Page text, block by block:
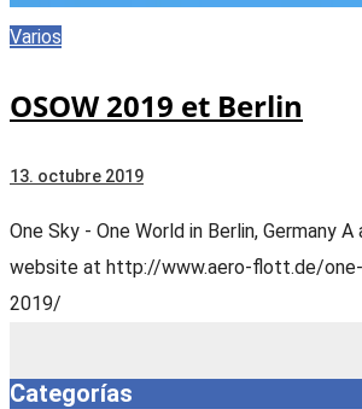
Varios
OSOW 2019 et Berlin
13. octubre 2019
One Sky - One World in Berlin, Germany
website at http://www.aero-flott.de/
2019/
Categorías